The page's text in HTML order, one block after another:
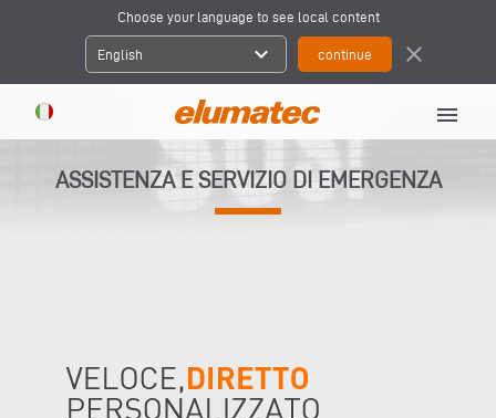
Choose your language to see local content
English expand_more close
menu
ASSISTENZA E SERVIZIO DI EMERGENZA